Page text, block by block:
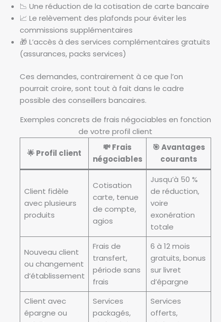
📉 Une réduction de la cotisation de carte bancaire
📈 Le relèvement des plafonds pour éviter les
commissions supplémentaires
🎁 L’accès à des services complémentaires gratuits
(assurances, packs services)
Ces demandes, contrairement à ce que l’on
pourrait croire, sont tout à fait dans le cadre
possible des conseillers bancaires.
Exemples concrets de frais négociables en fonction
de votre profil client
🌟 Profil client
💸 Frais
négociables
🎯 Avantages
courants
Client fidèle
avec plusieurs
produits
Cotisation
carte, tenue
de compte,
agios
Jusqu’à 50 %
de réduction,
voire
exonération
totale
Nouveau client
ou changement
d’établissement
Frais de
transfert,
période sans
frais
6 à 12 mois
gratuits, bonus
sur livret
d’épargne
Client avec
épargne ou
Services
packagés,
Services
offerts,